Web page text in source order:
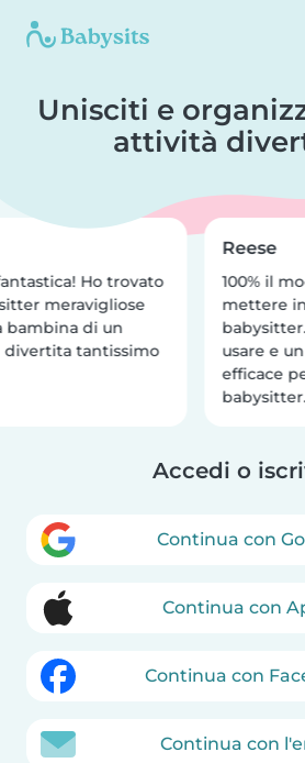
Unisciti e
attività
Ho trovato
meravigliose
bambina di un
divertita tantissimo
Reese
100% il
mettere
usare e
efficace
babysitter.
Accedi o
Continua con
Continua con
Continua con
Continua con